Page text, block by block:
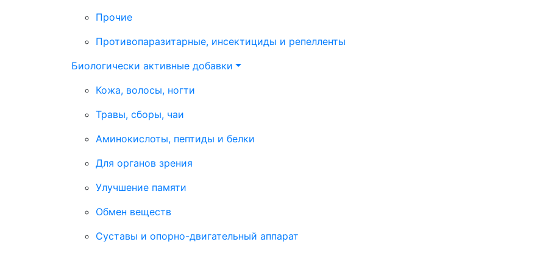
Прочие
Противопаразитарные, инсектициды и репелленты
Биологически активные добавки
Кожа, волосы, ногти
Травы, сборы, чаи
Аминокислоты, пептиды и белки
Для органов зрения
Улучшение памяти
Обмен веществ
Суставы и опорно-двигательный аппарат